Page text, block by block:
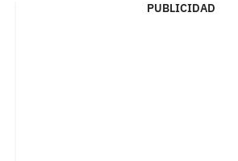
PUBLICIDAD